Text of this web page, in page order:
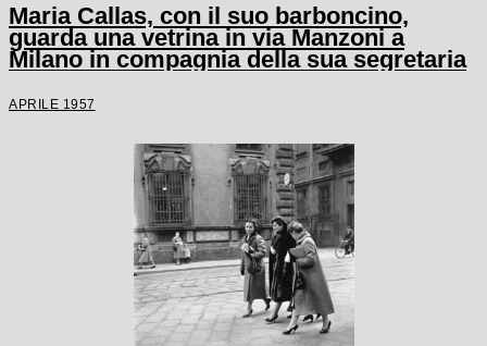
Maria Callas, con il suo barboncino,
guarda una vetrina in via Manzoni a
Milano in compagnia della sua segretaria
APRILE 1957